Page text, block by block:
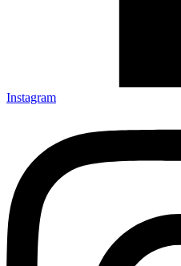
Instagram